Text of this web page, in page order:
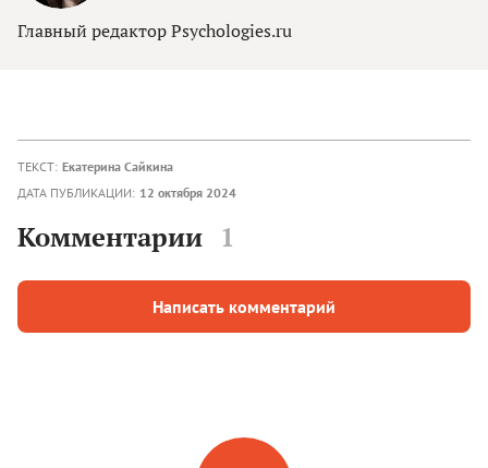
Главный редактор Psychologies.ru
ТЕКСТ: Екатерина Сайкина
ДАТА ПУБЛИКАЦИИ: 12 октября 2024
Комментарии 1
Написать комментарий